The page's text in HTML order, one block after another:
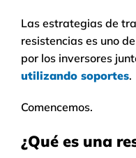
Las estrategias de
resistencias es uno
por los inversores
utilizando soportes.
Comencemos.
¿Qué es una